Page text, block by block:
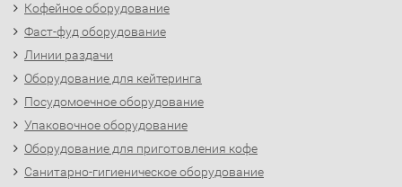
Кофейное оборудование
Фаст-фуд оборудование
Линии раздачи
Оборудование для кейтеринга
Посудомоечное оборудование
Упаковочное оборудование
Оборудование для приготовления кофе
Санитарно-гигиеническое оборудование